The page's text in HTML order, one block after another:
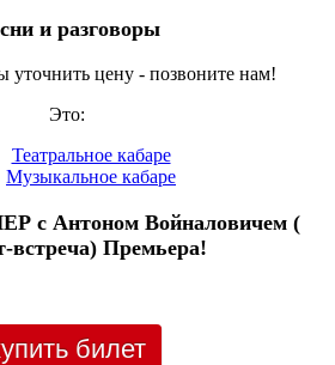
и разговоры
уточнить цену - позвоните нам!
Это:
Театральное кабаре
Музыкальное кабаре
Антоном Войналовичем (
встреча) Премьера!
билет